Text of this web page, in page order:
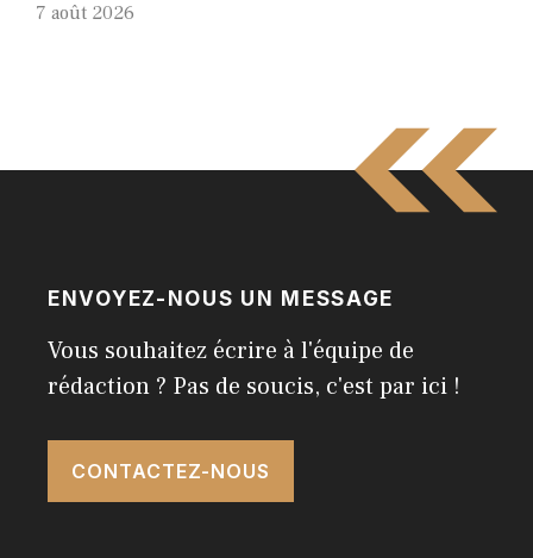
7 août 2026
ENVOYEZ-NOUS UN MESSAGE
Vous souhaitez écrire à l'équipe de
rédaction ? Pas de soucis, c'est par ici !
CONTACTEZ-NOUS